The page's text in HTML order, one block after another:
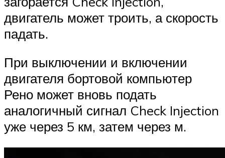
двигатель может троить, а скорость
падать.
При выключении и включении
двигателя бортовой компьютер
Рено может вновь подать
аналогичный сигнал Check Injection
уже через 5 км, затем через м.